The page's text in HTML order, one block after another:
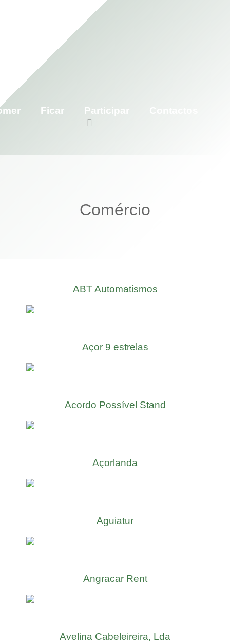
Ficar Participar
Comércio
ABT Automatismos
Açor 9 estrelas
Acordo Possível Stand
Açorlanda
Aguiatur
Angracar Rent
Avelina Cabeleireira, Lda